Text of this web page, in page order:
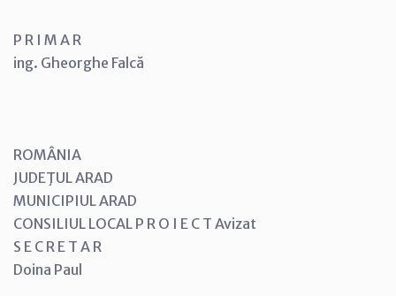
P R I M A R
ing. Gheorghe Falcă
ROMÂNIA
JUDEŢUL ARAD
MUNICIPIUL ARAD
CONSILIUL LOCAL P R O I E C T Avizat
S E C R E T A R
Doina Paul